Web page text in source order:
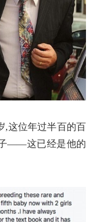
,这位年过半百的百
——这已经是他的